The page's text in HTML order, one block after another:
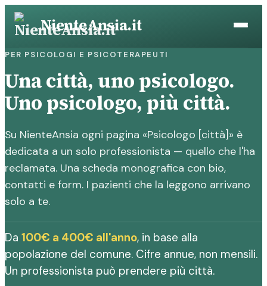
Vai
NienteAnsia.it
PER PSICOLOGI E PSICOTERAPEUTI
Una città, uno psicologo.
Uno psicologo, più città.
Su NienteAnsia ogni pagina «Psicologo [città]» è
dedicata a un solo professionista — quello che l'ha
reclamata. Una scheda monografica con bio,
contatti e form. I pazienti che la leggono arrivano
solo a te.
Da 100€ a 400€ all'anno, in base alla
popolazione del comune. Cifre annue, non mensili.
Un professionista può prendere più città.